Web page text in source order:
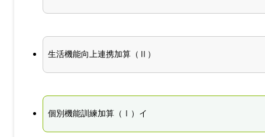
生活機能向上連携加算（Ⅱ）
個別機能訓練加算（Ⅰ）イ